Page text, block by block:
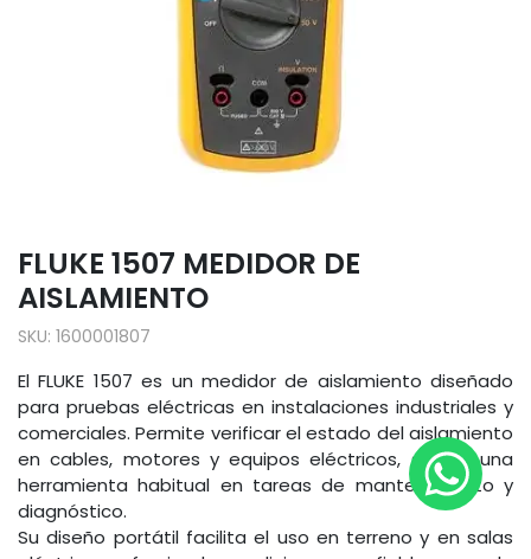
FLUKE 1507 MEDIDOR DE
AISLAMIENTO
SKU: 1600001807
El FLUKE 1507 es un medidor de aislamiento diseñado
para pruebas eléctricas en instalaciones industriales y
comerciales. Permite verificar el estado del aislamiento
en cables, motores y equipos eléctricos, siendo una
herramienta habitual en tareas de mantenimiento y
diagnóstico.
Su diseño portátil facilita el uso en terreno y en salas